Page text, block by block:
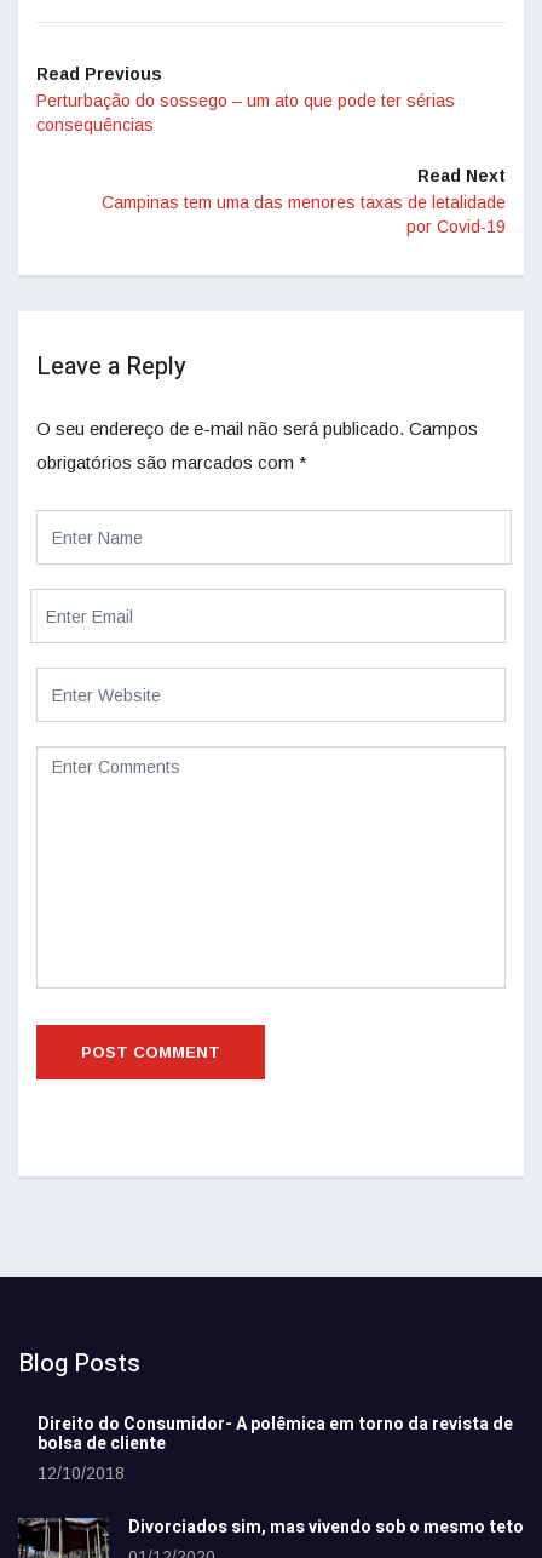
Read Previous
Perturbação do sossego – um ato que pode ter sérias
consequências
Read Next
Campinas tem uma das menores taxas de letalidade
por Covid-19
Leave a Reply
O seu endereço de e-mail não será publicado. Campos
obrigatórios são marcados com *
Blog Posts
Direito do Consumidor- A polêmica em torno da revista de
bolsa de cliente
12/10/2018
Divorciados sim, mas vivendo sob o mesmo teto